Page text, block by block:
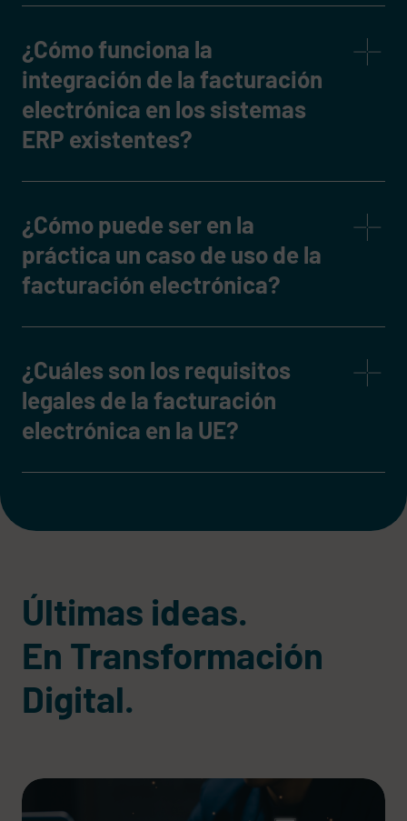
¿Cómo funciona la
integración de la facturación
electrónica en los sistemas
ERP existentes?
¿Cómo puede ser en la
práctica un caso de uso de la
facturación electrónica?
¿Cuáles son los requisitos
legales de la facturación
electrónica en la UE?
Últimas ideas.
En Transformación
Digital.